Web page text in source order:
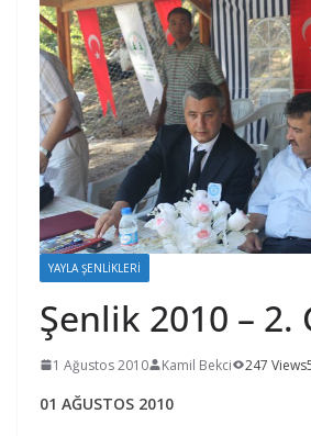
YAYLA ŞENLİKLERİ
Şenlik 2010 – 2.
1 Ağustos 2010 Kamil Bekci 247 Views
01 AĞUSTOS 2010